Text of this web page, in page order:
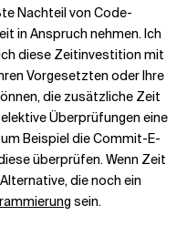
Nachteil von Code-
in Anspruch nehmen. Ich
diese Zeitinvestition mit
Vorgesetzten oder Ihre
die zusätzliche Zeit
Überprüfungen eine
Beispiel die Commit-E-
überprüfen. Wenn Zeit
die noch ein
sein.